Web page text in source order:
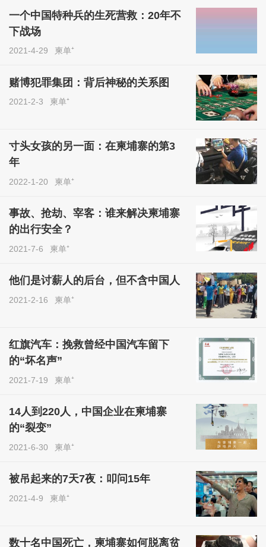
一个中国特种兵的生死营救：20年不
下战场
2021-4-29 柬单⁺
赌博犯罪集团：背后神秘的关系图
2021-2-3 柬单⁺
寸头女孩的另一面：在柬埔寨的第3
年
2022-1-20 柬单⁺
事故、抢劫、宰客：谁来解决柬埔寨
的出行安全？
2021-7-6 柬单⁺
他们是讨薪人的后台，但不含中国人
2021-2-16 柬单⁺
红旗汽车：挽救曾经中国汽车留下
的“坏名声”
2021-7-19 柬单⁺
14人到220人，中国企业在柬埔寨
的“裂变”
2021-6-30 柬单⁺
被吊起来的7天7夜：叩问15年
2021-4-9 柬单⁺
数十名中国死亡，柬埔寨如何脱离贫